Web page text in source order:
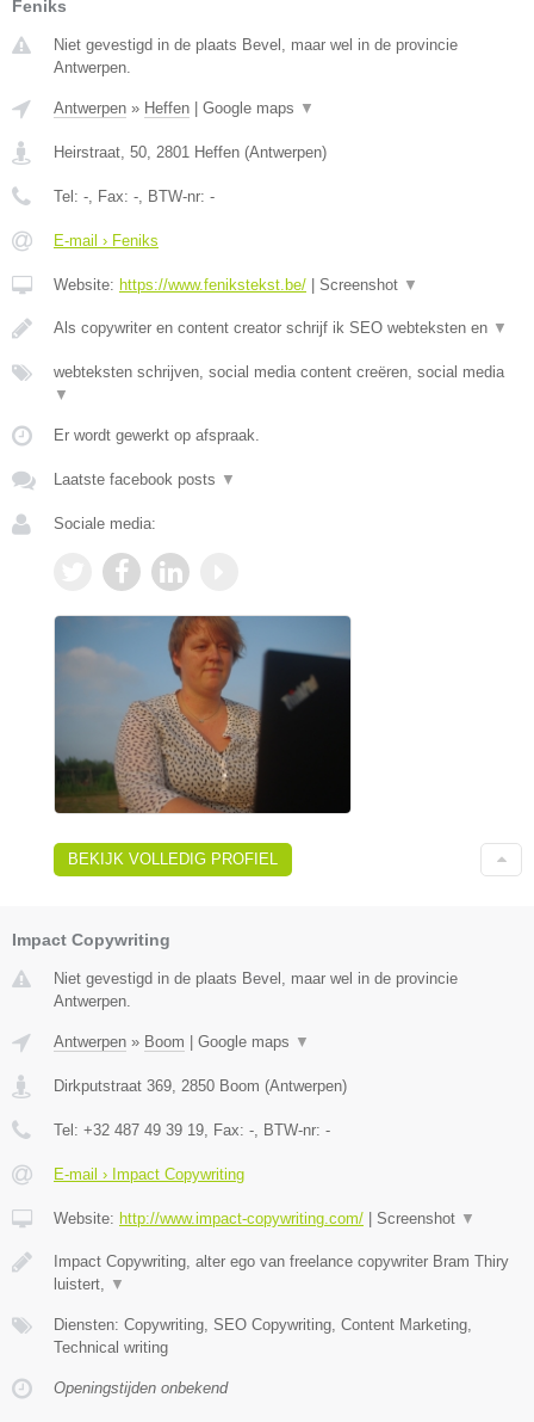
Feniks
Niet gevestigd in de plaats Bevel, maar wel in de provincie
Antwerpen.
Antwerpen » Heffen | Google maps ▼
Heirstraat, 50 2801 Heffen (Antwerpen)
Tel: - , Fax: - , BTW-nr: -
E-mail › Feniks
Website: https://www.fenikstekst.be/ | Screenshot ▼
Als copywriter en content creator schrijf ik SEO webteksten en ▼
webteksten schrijven, social media content creëren, social media
▼
Er wordt gewerkt op afspraak.
Laatste facebook posts ▼
Sociale media:
BEKIJK VOLLEDIG PROFIEL
Impact Copywriting
Niet gevestigd in de plaats Bevel, maar wel in de provincie
Antwerpen.
Antwerpen » Boom Google maps ▼
Dirkputstraat 369, 2850 Boom (Antwerpen)
Tel: +32 487 49 39 19, Fax: -, BTW-nr: -
E-mail › Impact Copywriting
Website: http://www.impact-copywriting.com/ Screenshot ▼
Impact Copywriting, alter ego van freelance copywriter Bram Thiry
luistert, ▼
Diensten: Copywriting, SEO Copywriting, Content Marketing,
Technical writing
Openingstijden onbekend